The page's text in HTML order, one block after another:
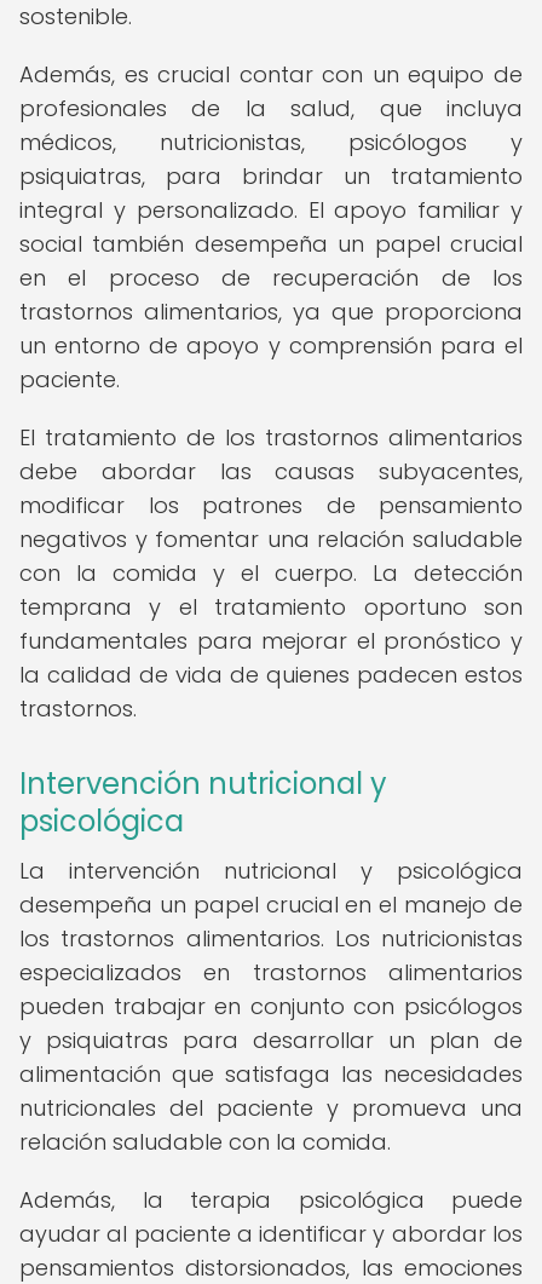
sostenible.
Además, es crucial contar con un equipo de
profesionales de la salud, que incluya
médicos, nutricionistas, psicólogos y
psiquiatras, para brindar un tratamiento
integral y personalizado. El apoyo familiar y
social también desempeña un papel crucial
en el proceso de recuperación de los
trastornos alimentarios, ya que proporciona
un entorno de apoyo y comprensión para el
paciente.
El tratamiento de los trastornos alimentarios
debe abordar las causas subyacentes,
modificar los patrones de pensamiento
negativos y fomentar una relación saludable
con la comida y el cuerpo. La detección
temprana y el tratamiento oportuno son
fundamentales para mejorar el pronóstico y
la calidad de vida de quienes padecen estos
trastornos.
Intervención nutricional y
psicológica
La intervención nutricional y psicológica
desempeña un papel crucial en el manejo de
los trastornos alimentarios. Los nutricionistas
especializados en trastornos alimentarios
pueden trabajar en conjunto con psicólogos
y psiquiatras para desarrollar un plan de
alimentación que satisfaga las necesidades
nutricionales del paciente y promueva una
relación saludable con la comida.
Además, la terapia psicológica puede
ayudar al paciente a identificar y abordar los
pensamientos distorsionados, las emociones